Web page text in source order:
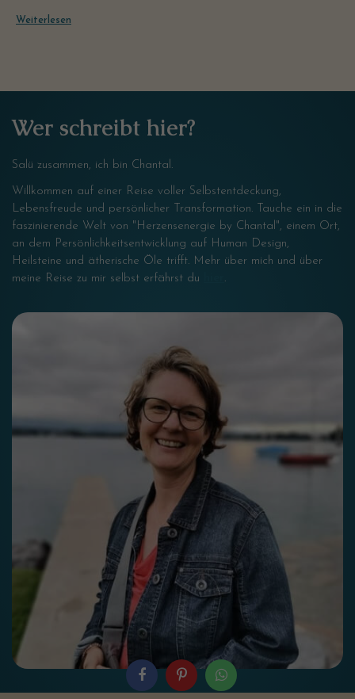
Weiterlesen
Wer schreibt hier?
Salü zusammen, ich bin Chantal.
Willkommen auf einer Reise voller Selbstentdeckung,
Lebensfreude und persönlicher Transformation. Tauche ein in die
faszinierende Welt von "Herzensenergie by Chantal", einem Ort,
an dem Persönlichkeitsentwicklung auf Human Design,
Heilsteine und ätherische Öle trifft. Mehr über mich und über
meine Reise zu mir selbst erfährst du
.